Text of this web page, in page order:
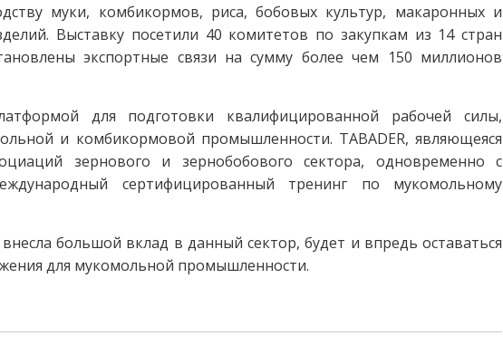
муки, комбикормов, риса, бобовых культур, макаронных и
Выставку посетили 40 комитетов по закупкам из 14 стран
экспортные связи на сумму более чем 150 миллионов
для подготовки квалифицированной рабочей силы,
и комбикормовой промышленности. TABADER, являющеяся
зернового и зернобобового сектора, одновременно с
сертифицированный тренинг по мукомольному
большой вклад в данный сектор, будет и впредь оставаться
для мукомольной промышленности.